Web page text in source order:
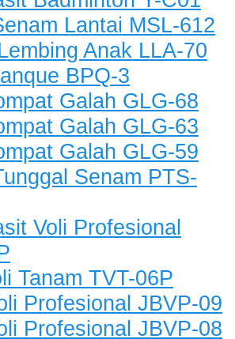
Lantai MSL-612
Anak LLA-70
BPQ-3
Galah GLG-68
Galah GLG-63
Galah GLG-59
Senam PTS-
Voli Profesional
Tanam TVT-06P
Profesional JBVP-09
Profesional JBVP-08